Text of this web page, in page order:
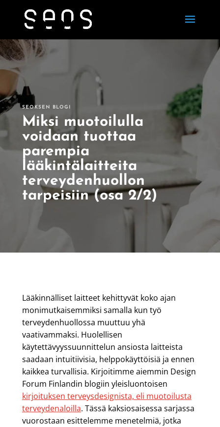
SEOKSEN BLOGI
Miksi muotoilulla
voidaan tuottaa
parempia
lääkintälaitteita
terveydenhuollon
tarpeisiin (osa 2/2)
Lääkinnälliset laitteet kehittyvät koko ajan
monimutkaisemmiksi samalla kun työ
terveydenhuollossa muuttuu yhä
vaativammaksi. Huolellisen
käytettävyyssuunnittelun ansiosta laitteista
saadaan intuitiivisia, helppokäyttöisiä ja ennen
kaikkea turvallisia. Kirjoitimme aiemmin Design
Forum Finlandin blogiin yleisluontoisen
kirjoituksen terveysdesignista, eli muotoilusta
terveydenaloilla. Tässä kaksiosaisessa sarjassa
vuorostaan esittelemme menetelmiä, jotka